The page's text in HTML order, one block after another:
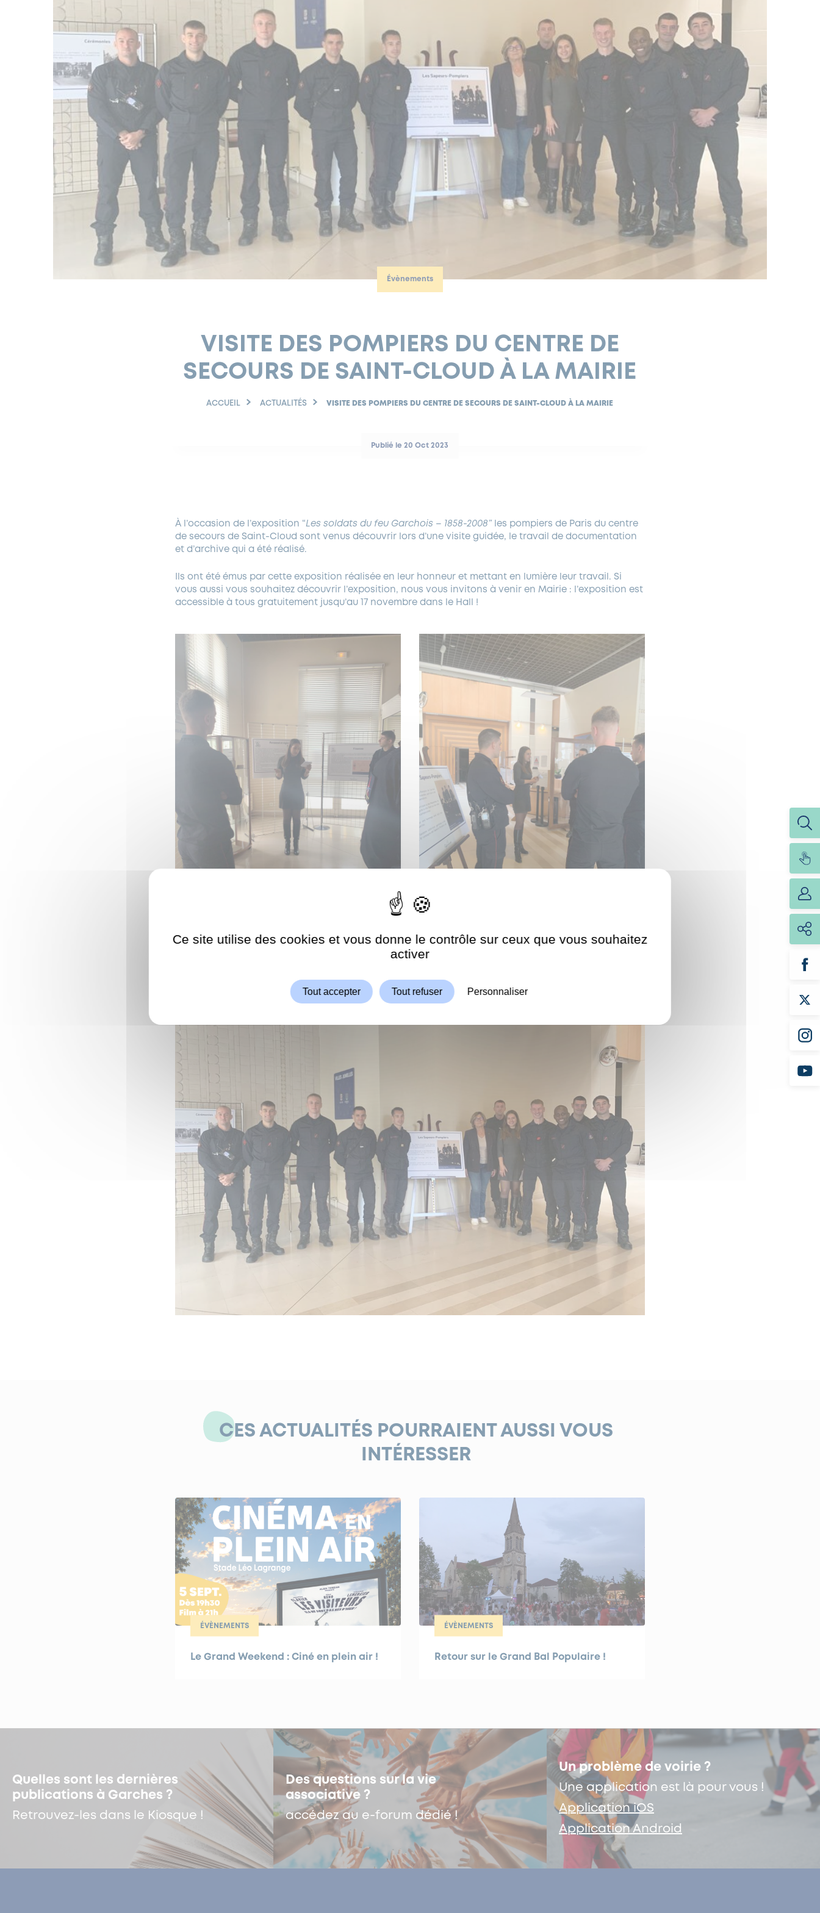
Évènements
VISITE DES POMPIERS DU CENTRE DE
SECOURS DE SAINT-CLOUD À LA MAIRIE
ACCUEIL ACTUALITÉS VISITE DES POMPIERS DU CENTRE DE SECOURS DE SAINT-CLOUD À LA MAIRIE
Publié le 20 Oct 2023
À l’occasion de l’exposition “Les soldats du feu Garchois – 1858-2008”les pompiers de Paris du centre
de secours de Saint-Cloud sont venus découvrir lors d’une visite guidée, le travail de documentation
et d’archive qui a été réalisé.
Ils ont été émus par cette exposition réalisée en leur honneur et mettant en lumière leur travail. Si
vous aussi vous souhaitez découvrir l’exposition, nous vous invitons à venir en Mairie : l’exposition est
accessible à tous gratuitement jusqu’au 17 novembre dans le Hall !
CES ACTUALITÉS POURRAIENT AUSSI VOUS
INTÉRESSER
ÉVÈNEMENTS
Le Grand Weekend : Ciné en plein air !
ÉVÈNEMENTS
Retour sur le Grand Bal Populaire !
Quelles sont les dernières
publications à Garches ?
Retrouvez-les dans le Kiosque !
Des questions sur la vie
associative ?
accédez au e-forum dédié !
Un problème de voirie ?
Une application est là pour vous !
Application iOS
Application Android
Ce site utilise des cookies et vous donne le contrôle sur ceux que vous souhaitez
activer
Tout accepter Tout refuser Personnaliser